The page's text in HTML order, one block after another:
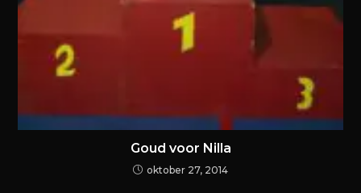
Goud voor Nilla
oktober 27, 2014